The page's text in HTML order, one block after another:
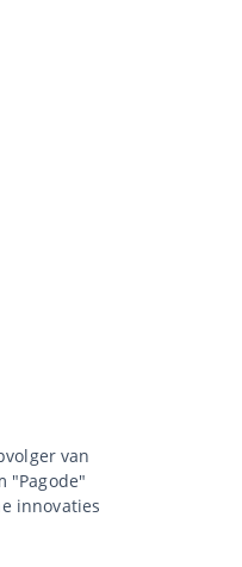
van
"Pagode"
innovaties